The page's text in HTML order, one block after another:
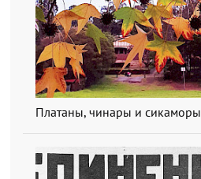
Платаны, чинары и сикаморы